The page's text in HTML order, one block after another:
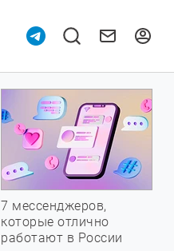
7 мессенджеров,
которые отлично
работают в России